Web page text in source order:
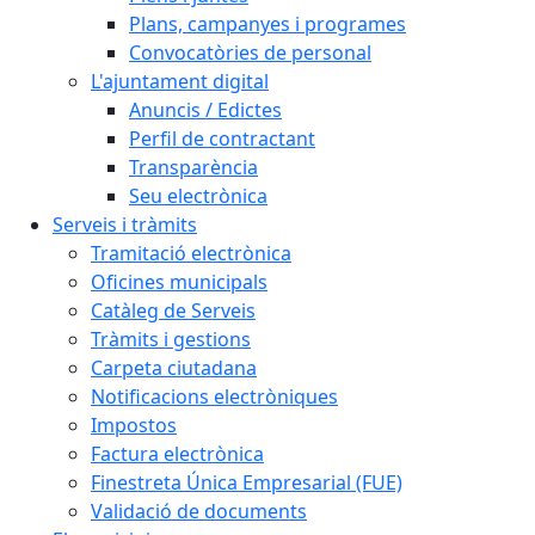
Plans, campanyes i programes
Convocatòries de personal
L'ajuntament digital
Anuncis / Edictes
Perfil de contractant
Transparència
Seu electrònica
Serveis i tràmits
Tramitació electrònica
Oficines municipals
Catàleg de Serveis
Tràmits i gestions
Carpeta ciutadana
Notificacions electròniques
Impostos
Factura electrònica
Finestreta Única Empresarial (FUE)
Validació de documents